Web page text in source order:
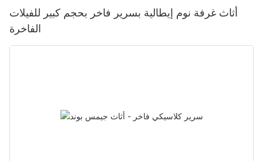
أثاث غرفة نوم إيطالية بسرير فاخر بحجم كبير للفيلات
الفاخرة